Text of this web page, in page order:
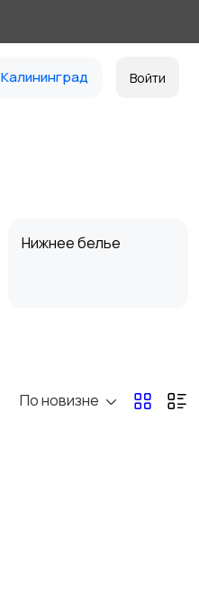
Калининград Войти
Нижнее белье
По новизне